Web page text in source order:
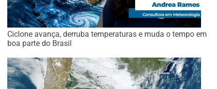
Ciclone avança, derruba temperaturas e muda o tempo em
boa parte do Brasil